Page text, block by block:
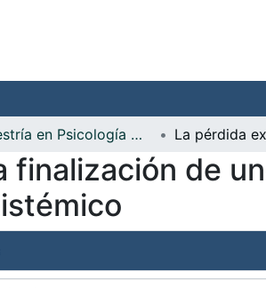
Maestría en Psicología Clínica y de Familia
de